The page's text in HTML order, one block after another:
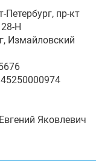
пр-кт
Н
Измайловский
Яковлевич